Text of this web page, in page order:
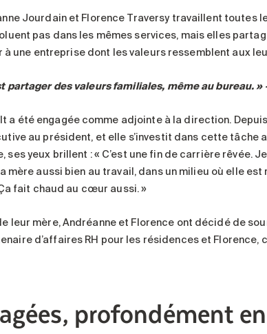
Jourdain et Florence Traversy travaillent toutes
pas dans les mêmes services, mais elles
une entreprise dont les valeurs ressemblent aux
partager des valeurs familiales, même au bureau. »
a été engagée comme adjointe à la direction.
au président, et elle s’investit dans cette tâche
ses yeux brillent : « C’est une fin de carrière rêvée.
mère aussi bien au travail, dans un milieu où elle
fait chaud au cœur aussi. »
leur mère, Andréanne et Florence ont décidé de
d’affaires RH pour les résidences et Florence,
profondément